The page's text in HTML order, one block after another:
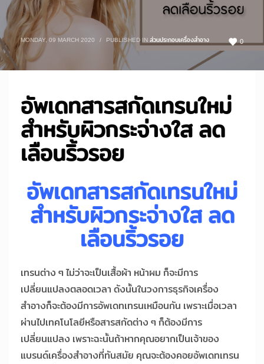
0
MONDAY, 09 MARCH 2020 / PUBLISHED INส่วนประกอบเครื่องสำอาง
อัพเดทสารสกัดเทรนใหม่
สำหรับผิวกระจ่างใส ลด
เลือนริ้วรอย
อัพเดทสารสกัดเทรนใหม่
สำหรับผิวกระจ่างใส ลด
เลือนริ้วรอย
เทรนต่าง ๆ ไม่ว่าจะเป็นเสื้อผ้า หน้าผม ก็จะมีการ
เปลี่ยนแปลงตลอดเวลา ดังนั้นในวงการธุรกิจเครื่อง
สำอางก็จะต้องมีการอัพเดทเทรนเหมือนกัน เพราะเมื่อเวลา
ผ่านไปเทคโนโลยีหรือสารสกัดต่าง ๆ ก็ต้องมีการ
เปลี่ยนแปลง เพราะฉะนั้นถ้าหากคุณอยากเป็นเจ้าของ
แบรนด์เครื่องสำอางที่ทันสมัย คุณจะต้องคอยอัพเดทเทรน